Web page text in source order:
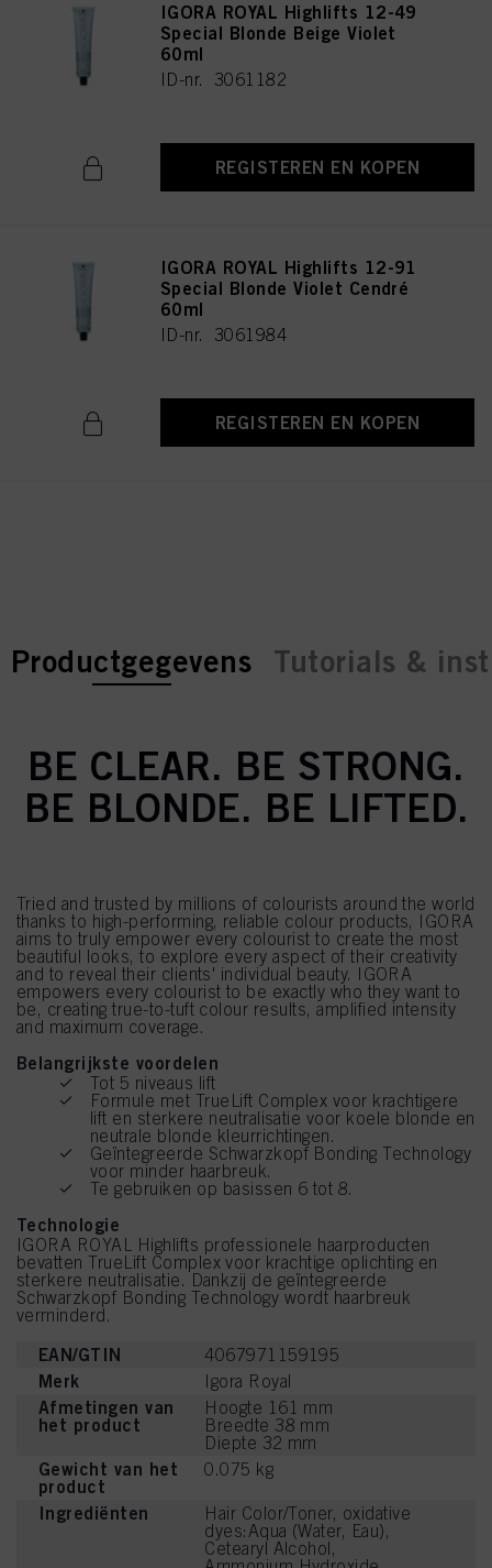
IGORA ROYAL Highlifts 12-49
Special Blonde Beige Violet
60ml
ID-nr. 3061182
REGISTEREN EN KOPEN
IGORA ROYAL Highlifts 12-91
Special Blonde Violet Cendré
60ml
ID-nr. 3061984
REGISTEREN EN KOPEN
current tab:
current tab:
Productgegevens Tutorials &
BE CLEAR. BE STRONG.
BE BLONDE. BE LIFTED.
Tried and trusted by millions of colourists around the world
thanks to high-performing, reliable colour products, IGORA
aims to truly empower every colourist to create the most
beautiful looks, to explore every aspect of their creativity
and to reveal their clients' individual beauty. IGORA
empowers every colourist to be exactly who they want to
be, creating true-to-tuft colour results, amplified intensity
and maximum coverage.
Belangrijkste voordelen
Tot 5 niveaus lift
Formule met TrueLift Complex voor krachtigere
lift en sterkere neutralisatie voor koele blonde en
neutrale blonde kleurrichtingen.
Geïntegreerde Schwarzkopf Bonding Technology
voor minder haarbreuk.
Te gebruiken op basissen 6 tot 8.
Technologie
IGORA ROYAL Highlifts professionele haarproducten
bevatten TrueLift Complex voor krachtige oplichting en
sterkere neutralisatie. Dankzij de geïntegreerde
Schwarzkopf Bonding Technology wordt haarbreuk
verminderd.
EAN/GTIN 4067971159195
Merk Igora Royal
Afmetingen van
het product
Hoogte 161 mm
Breedte 38 mm
Diepte 32 mm
Gewicht van het
product
0.075 kg
Ingrediënten
Hair Color/Toner, oxidative
dyes:Aqua (Water, Eau),
Cetearyl Alcohol,